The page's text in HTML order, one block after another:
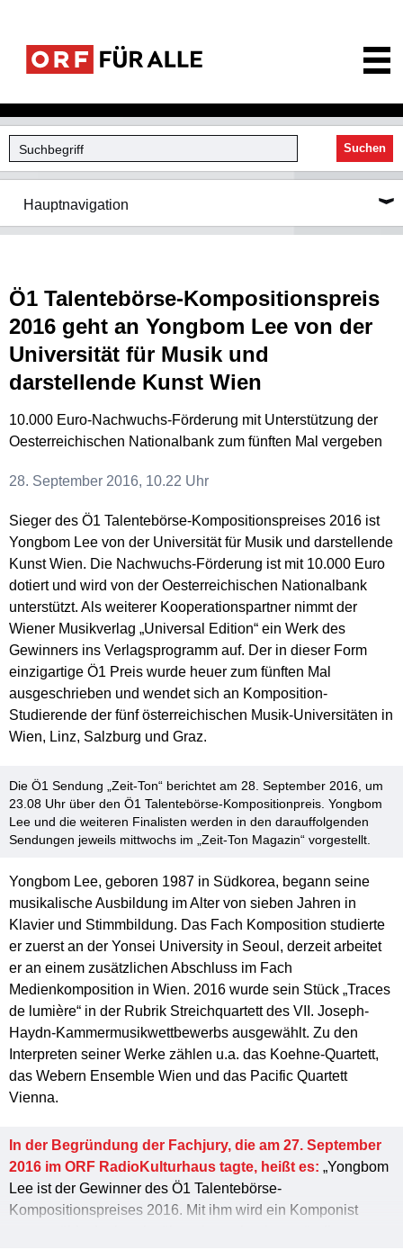
Suchen
Hauptnavigation
Ö1 Talentebörse-Kompositionspreis
2016 geht an Yongbom Lee von der
Universität für Musik und
darstellende Kunst Wien
10.000 Euro-Nachwuchs-Förderung mit Unterstützung der
Oesterreichischen Nationalbank zum fünften Mal vergeben
28. September 2016, 10.22 Uhr
Sieger des Ö1 Talentebörse-Kompositionspreises 2016 ist
Yongbom Lee von der Universität für Musik und darstellende
Kunst Wien. Die Nachwuchs-Förderung ist mit 10.000 Euro
dotiert und wird von der Oesterreichischen Nationalbank
unterstützt. Als weiterer Kooperationspartner nimmt der
Wiener Musikverlag „Universal Edition“ ein Werk des
Gewinners ins Verlagsprogramm auf. Der in dieser Form
einzigartige Ö1 Preis wurde heuer zum fünften Mal
ausgeschrieben und wendet sich an Komposition-
Studierende der fünf österreichischen Musik-Universitäten in
Wien, Linz, Salzburg und Graz.
Die Ö1 Sendung „Zeit-Ton“ berichtet am 28. September 2016, um
23.08 Uhr über den Ö1 Talentebörse-Kompositionpreis. Yongbom
Lee und die weiteren Finalisten werden in den darauffolgenden
Sendungen jeweils mittwochs im „Zeit-Ton Magazin“ vorgestellt.
Yongbom Lee, geboren 1987 in Südkorea, begann seine
musikalische Ausbildung im Alter von sieben Jahren in
Klavier und Stimmbildung. Das Fach Komposition studierte
er zuerst an der Yonsei University in Seoul, derzeit arbeitet
er an einem zusätzlichen Abschluss im Fach
Medienkomposition in Wien. 2016 wurde sein Stück „Traces
de lumière“ in der Rubrik Streichquartett des VII. Joseph-
Haydn-Kammermusikwettbewerbs ausgewählt. Zu den
Interpreten seiner Werke zählen u.a. das Koehne-Quartett,
das Webern Ensemble Wien und das Pacific Quartett
Vienna.
In der Begründung der Fachjury, die am 27. September
2016 im ORF RadioKulturhaus tagte, heißt es: „Yongbom
Lee ist der Gewinner des Ö1 Talentebörse-
Kompositionspreises 2016. Mit ihm wird ein Komponist